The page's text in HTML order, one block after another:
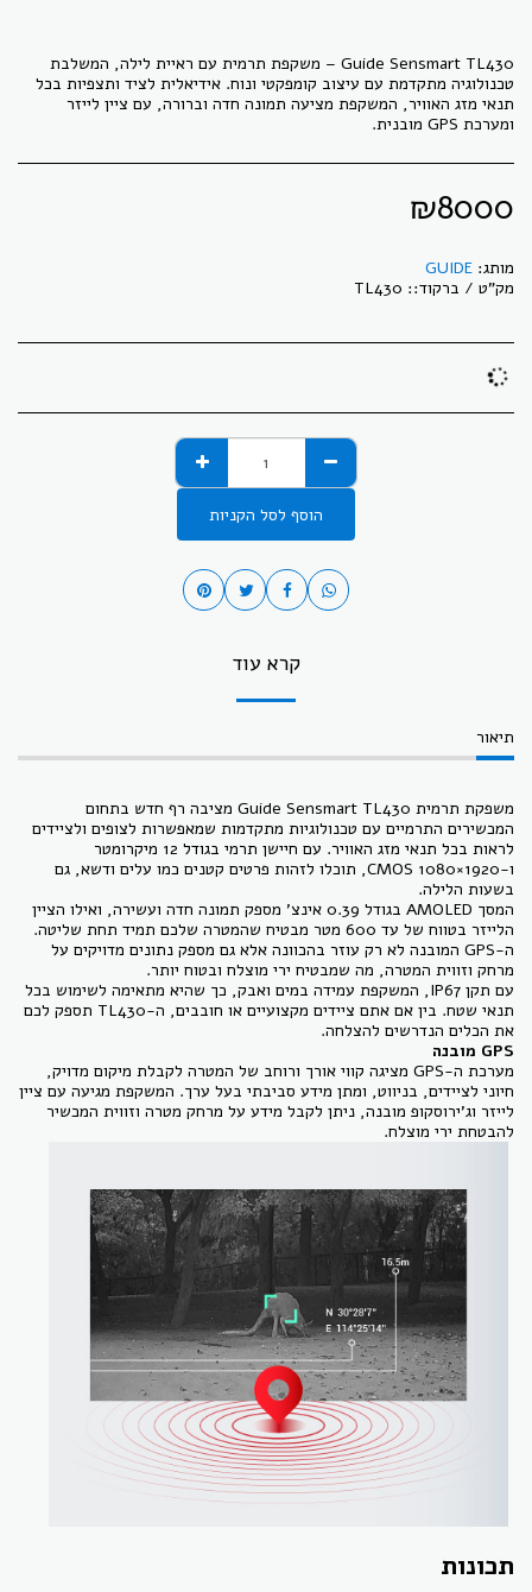
Guide Sensmart TL430 – משקפת תרמית עם ראיית לילה, המשלבת
טכנולוגיה מתקדמת עם עיצוב קומפקטי ונוח. אידיאלית לציד ותצפיות בכל
תנאי מזג האוויר, המשקפת מציעה תמונה חדה וברורה, עם ציין לייזר
ומערכת GPS מובנית.
₪8000
מותג: GUIDE
מק"ט / ברקוד:: TL430
הוסף לסל הקניות
קרא עוד
תיאור
משפקת תרמית Guide Sensmart TL430 מציבה רף חדש בתחום
המכשירים התרמיים עם טכנולוגיות מתקדמות שמאפשרות לצופים ולציידים
לראות בכל תנאי מזג האוויר. עם חיישן תרמי בגודל 12 מיקרומטר
ו-1920×1080 CMOS, תוכלו לזהות פרטים קטנים כמו עלים ודשא, גם
בשעות הלילה.
המסך AMOLED בגודל 0.39 אינצ' מספק תמונה חדה ועשירה, ואילו הציין
הלייזר בטווח של עד 600 מטר מבטיח שהמטרה שלכם תמיד תחת שליטה.
ה-GPS המובנה לא רק עוזר בהכוונה אלא גם מספק נתונים מדויקים על
מרחק וזווית המטרה, מה שמבטיח ירי מוצלח ובטוח יותר.
עם תקן IP67, המשקפת עמידה במים ואבק, כך שהיא מתאימה לשימוש בכל
תנאי שטח. בין אם אתם ציידים מקצועיים או חובבים, ה-TL430 תספק לכם
את הכלים הנדרשים להצלחה.
GPS מובנה
מערכת ה-GPS מציגה קווי אורך ורוחב של המטרה לקבלת מיקום מדויק,
חיוני לציידים, בניווט, ומתן מידע סביבתי בעל ערך. המשקפת מגיעה עם ציין
לייזר וג'ירוסקופ מובנה, ניתן לקבל מידע על מרחק מטרה וזווית המכשיר
להבטחת ירי מוצלח.
תכונות